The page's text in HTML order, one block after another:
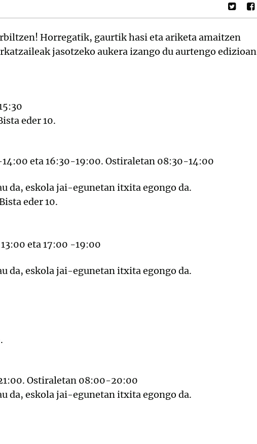
Horregatik, gaurtik hasi eta ariketa amaitzen
jasotzeko aukera izango du aurtengo edizioan
eder 10.
eta 16:30-19:00. Ostiraletan 08:30-14:00
da, eskola jai-egunetan itxita egongo da.
eder 10.
eta 17:00 -19:00
da, eskola jai-egunetan itxita egongo da.
Ostiraletan 08:00-20:00
da, eskola jai-egunetan itxita egongo da.